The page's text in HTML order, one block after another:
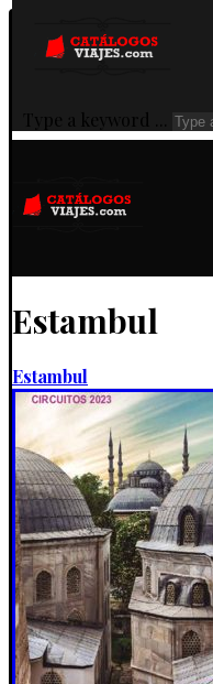
Type a keyword ...
Estambul
Estambul